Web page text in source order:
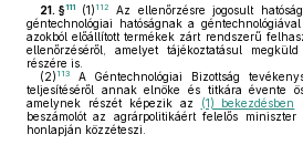
21. §111 (1) 112
Az ellenőrzésre jogosult
géntechnológiai hatóságnak a
azokból előállított termékek zárt rendszerű
ellenőrzéséről, amelyet tájékoztatásul
részére is.
(2) 113
A Géntechnológiai Bizottság
teljesítéséről annak elnöke és titkára évente
amelynek részét képezik az
(1) bekezdésben
beszámolót az agrárpolitikáért felelős
honlapján közzéteszi.